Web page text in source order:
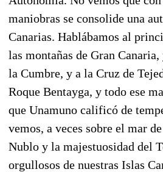
maniobras se consolide una
Canarias. Hablábamos al
las montañas de Gran
la Cumbre, y a la Cruz de
Roque Bentayga, y todo ese
que Unamuno calificó de
vemos, a veces sobre el mar
Nublo y la majestuosidad del
orgullosos de nuestras Islas